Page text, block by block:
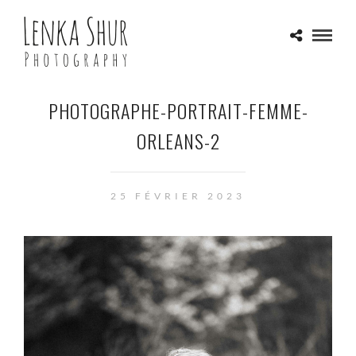
PHOTOGRAPHE-PORTRAIT-FEMME-
ORLEANS-2
25 FÉVRIER 2023